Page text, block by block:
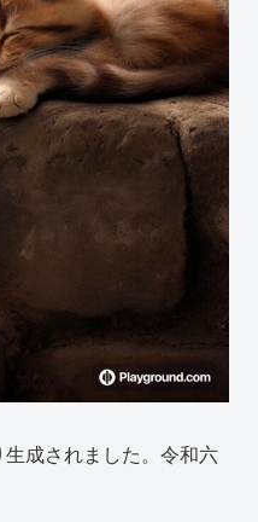
成されました。令和六